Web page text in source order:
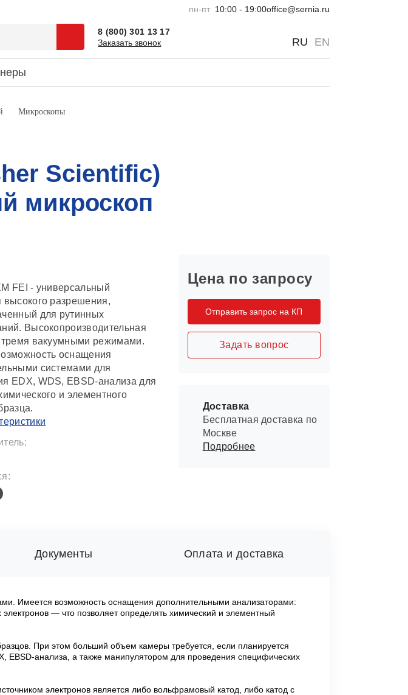
пн-пт 10:00 - 19:00office@sernia.ru
8 (800) 301 13 17
Заказать звонок
RU EN
Доставка
Наука и юмор
Микроскопы
Scientific)
микроскоп
FEI - универсальный
высокого разрешения,
для рутинных
Высокопроизводительная
тремя вакуумными режимами.
оснащения
системами для
EDX, WDS, EBSD-анализа для
и элементного
Цена по запросу
Отправить запрос на КП
Задать вопрос
Доставка
Бесплатная доставка по
Москве
Подробнее
Документы Оплата и доставка
Имеется возможность оснащения дополнительными анализаторами:
— что позволяет определять химический и элементный
При этом больший объем камеры требуется, если планируется
EBSD-анализа, а также манипулятором для проведения специфических
электронов является либо вольфрамовый катод, либо катод с